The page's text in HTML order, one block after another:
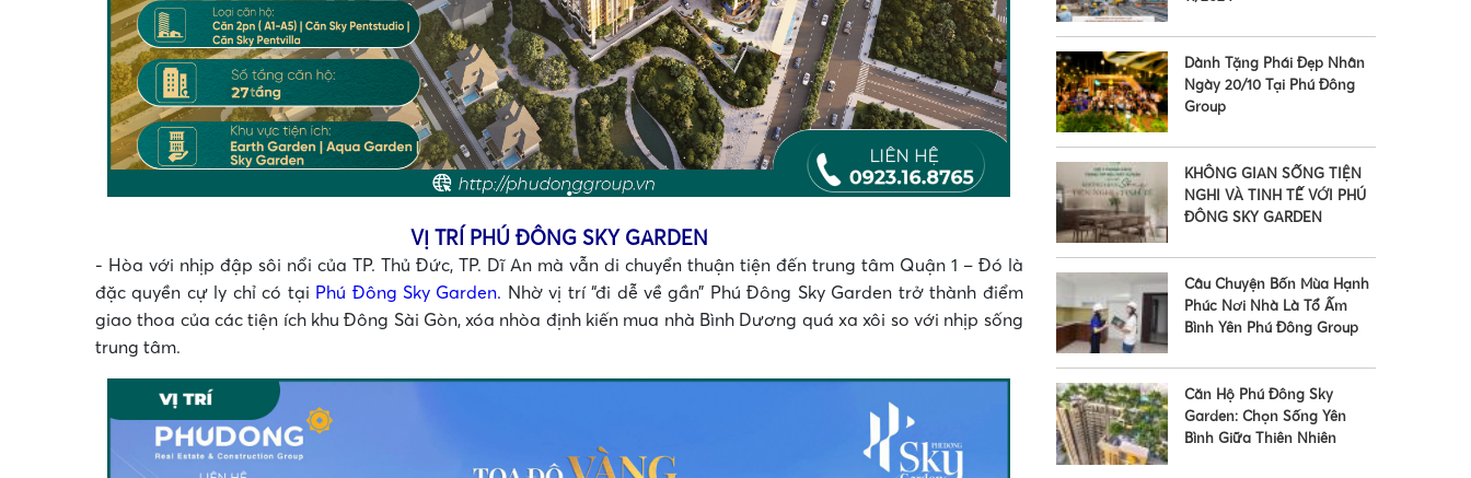
•
VỊ TRÍ PHÚ ĐÔNG SKY GARDEN
- Hòa với nhịp đập sôi nổi của TP. Thủ Đức, TP. Dĩ An mà vẫn di chuyển thuận tiện đến trung tâm Quận 1 – Đó là
đặc quyền cự ly chỉ có tại Phú Đông Sky Garden. Nhờ vị trí “đi dễ về gần” Phú Đông Sky Garden trở thành điểm
giao thoa của các tiện ích khu Đông Sài Gòn, xóa nhòa định kiến mua nhà Bình Dương quá xa xôi so với nhịp sống
trung tâm.
Dành Tặng Phái Đẹp Nhân
Ngày 20/10 Tại Phú Đông
Group
KHÔNG GIAN SỐNG TIỆN
NGHI VÀ TINH TẾ VỚI PHÚ
ĐÔNG SKY GARDEN
Câu Chuyện Bốn Mùa Hạnh
Phúc Nơi Nhà Là Tổ Ấm
Bình Yên Phú Đông Group
Căn Hộ Phú Đông Sky
Garden: Chọn Sống Yên
Bình Giữa Thiên Nhiên